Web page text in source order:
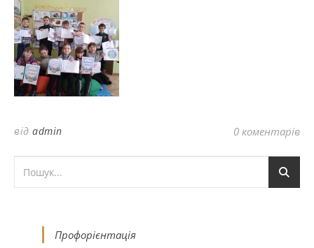
від admin 0 коментарів
Профорієнтація